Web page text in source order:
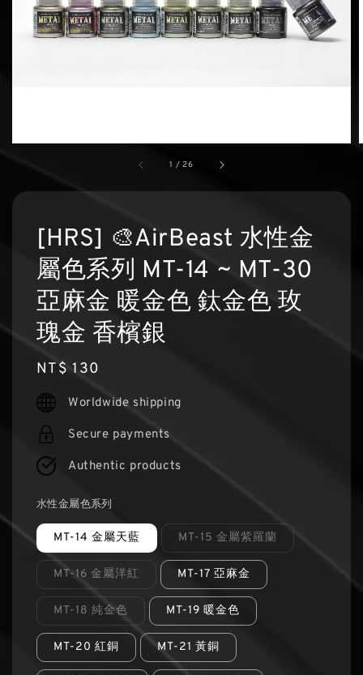
1 /26
[HRS] 🎨AirBeast 水性金
屬色系列 MT-14 ~ MT-30
亞麻金 暖金色 鈦金色 玫
瑰金 香檳銀
Regular
price
NT$ 130
Worldwide shipping
Secure payments
Authentic products
水性金屬色系列
MT-14 金屬天藍 MT-15 金屬紫羅蘭
MT-16 金屬洋紅 MT-17 亞麻金
MT-18 純金色 MT-19 暖金色
MT-20 紅銅 MT-21 黃銅